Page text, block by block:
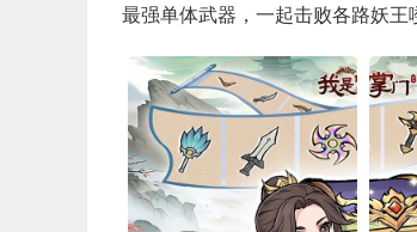
最强单体武器，一起击败各路妖王